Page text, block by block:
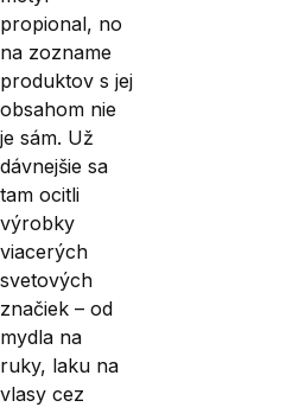
propional, no
na zozname
produktov s jej
obsahom nie
je sám. Už
dávnej­šie sa
tam ocitli
výrobky
viacerých
svetových
značiek – od
mydla na
ruky, laku na
vlasy cez